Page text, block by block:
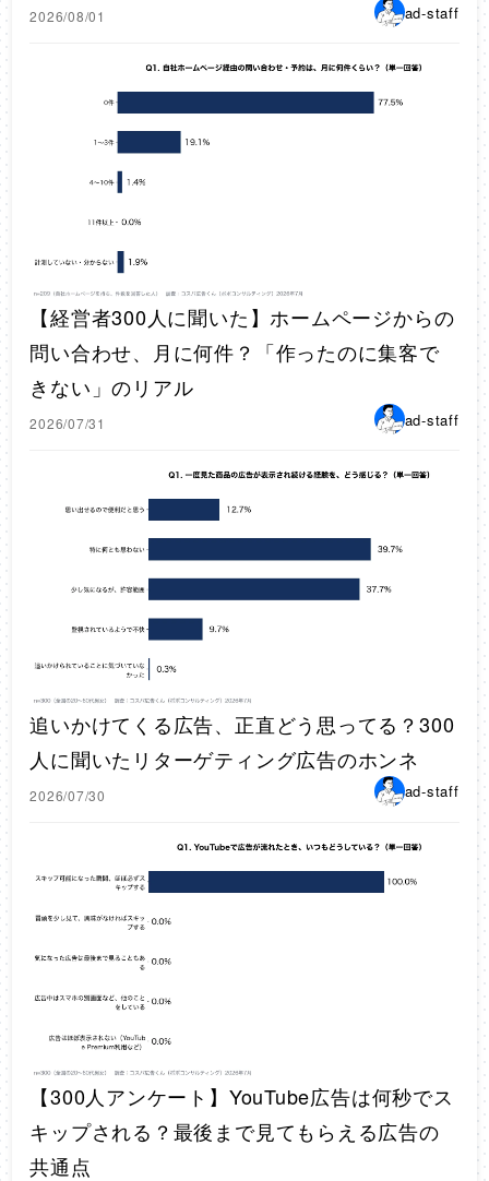
2026/08/01 ad-staff
【経営者300人に聞いた】ホームページからの
問い合わせ、月に何件？「作ったのに集客で
きない」のリアル
2026/07/31 ad-staff
追いかけてくる広告、正直どう思ってる？300
人に聞いたリターゲティング広告のホンネ
2026/07/30 ad-staff
【300人アンケート】YouTube広告は何秒でス
キップされる？最後まで見てもらえる広告の
共通点